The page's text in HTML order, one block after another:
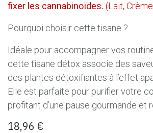
fixer les cannabinoïdes. (Lait,
Pourquoi choisir cette tisane ?
Idéale pour accompagner vos
cette tisane détox associe des
des plantes détoxifiantes à l’effet
Elle est parfaite pour purifier votre
profitant d’une pause gourmande et
18,96 €